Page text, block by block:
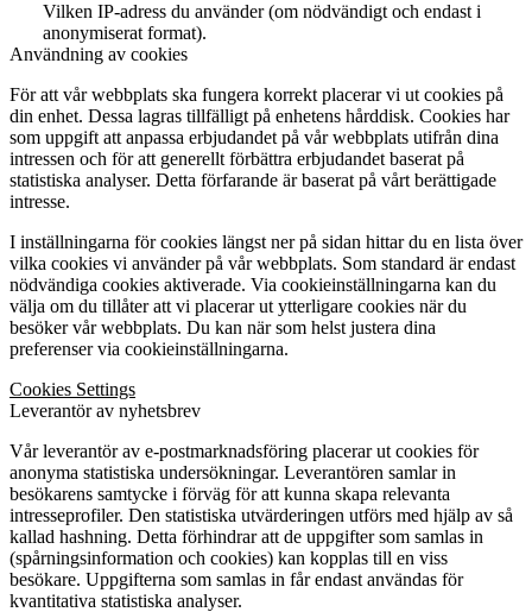
Vilken IP-adress du använder (om nödvändigt och endast i
anonymiserat format).
Användning av cookies
För att vår webbplats ska fungera korrekt placerar vi ut cookies på
din enhet. Dessa lagras tillfälligt på enhetens hårddisk. Cookies har
som uppgift att anpassa erbjudandet på vår webbplats utifrån dina
intressen och för att generellt förbättra erbjudandet baserat på
statistiska analyser. Detta förfarande är baserat på vårt berättigade
intresse.
I inställningarna för cookies längst ner på sidan hittar du en lista över
vilka cookies vi använder på vår webbplats. Som standard är endast
nödvändiga cookies aktiverade. Via cookieinställningarna kan du
välja om du tillåter att vi placerar ut ytterligare cookies när du
besöker vår webbplats. Du kan när som helst justera dina
preferenser via cookieinställningarna.
Cookies Settings
Leverantör av nyhetsbrev
Vår leverantör av e-postmarknadsföring placerar ut cookies för
anonyma statistiska undersökningar. Leverantören samlar in
besökarens samtycke i förväg för att kunna skapa relevanta
intresseprofiler. Den statistiska utvärderingen utförs med hjälp av så
kallad hashning. Detta förhindrar att de uppgifter som samlas in
(spårningsinformation och cookies) kan kopplas till en viss
besökare. Uppgifterna som samlas in får endast användas för
kvantitativa statistiska analyser.